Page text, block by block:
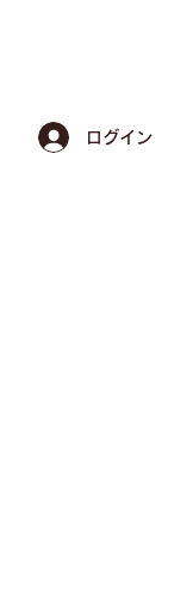
ログイン